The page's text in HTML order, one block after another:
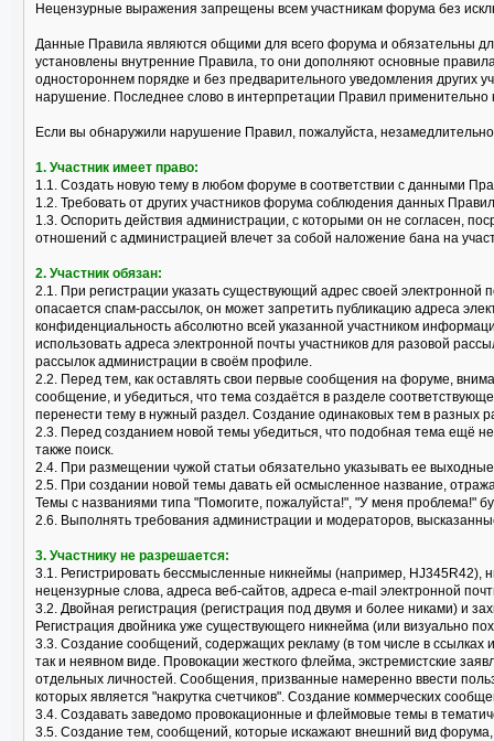
Нецензурные выражения запрещены всем участникам форума без
Данные Правила являются общими для всего форума и обязательны
установлены внутренние Правила, то они дополняют основные
одностороннем порядке и без предварительного уведомления других
нарушение. Последнее слово в интерпретации Правил
Если вы обнаружили нарушение Правил, пожалуйста,
1. Участник имеет право:
1.1. Создать новую тему в любом форуме в соответствии с данными
1.2. Требовать от других участников форума соблюдения данных
1.3. Оспорить действия администрации, с которыми он не согласен,
отношений с администрацией влечет за собой наложение бана на
2. Участник обязан:
2.1. При регистрации указать существующий адрес своей электронной
опасается спам-рассылок, он может запретить публикацию адреса
конфиденциальность абсолютно всей указанной участником
использовать адреса электронной почты участников для разовой
рассылок администрации в своём профиле.
2.2. Перед тем, как оставлять свои первые сообщения на форуме,
сообщение, и убедиться, что тема создаётся в разделе
перенести тему в нужный раздел. Создание одинаковых тем в разных
2.3. Перед созданием новой темы убедиться, что подобная тема ещё
также поиск.
2.4. При размещении чужой статьи обязательно указывать ее
2.5. При создании новой темы давать ей осмысленное название,
Темы с названиями типа "Помогите, пожалуйста!", "У меня проблема!"
2.6. Выполнять требования администрации и модераторов,
3. Участнику не разрешается:
3.1. Регистрировать бессмысленные никнеймы (например,
нецензурные слова, адреса веб-сайтов, адреса e-mail электронной
3.2. Двойная регистрация (регистрация под двумя и более никами) и
Регистрация двойника уже существующего никнейма (или визуально
3.3. Создание сообщений, содержащих рекламу (в том числе в
так и неявном виде. Провокации жесткого флейма, экстремистские
отдельных личностей. Сообщения, призванные намеренно ввести
которых является "накрутка счетчиков". Создание коммерческих
3.4. Создавать заведомо провокационные и флеймовые темы в
3.5. Создание тем, сообщений, которые искажают внешний вид